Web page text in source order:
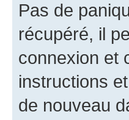
Pas de
récupéré, il
connexion et
instructions
de nouveau